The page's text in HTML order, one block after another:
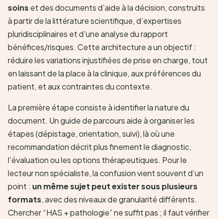
soins et des documents d’aide à la décision, construits
à partir de la littérature scientifique, d’expertises
pluridisciplinaires et d’une analyse du rapport
bénéfices/risques. Cette architecture a un objectif :
réduire les variations injustifiées de prise en charge, tout
en laissant de la place à la clinique, aux préférences du
patient, et aux contraintes du contexte.
La première étape consiste à identifier la nature du
document. Un guide de parcours aide à organiser les
étapes (dépistage, orientation, suivi), là où une
recommandation décrit plus finement le diagnostic,
l’évaluation ou les options thérapeutiques. Pour le
lecteur non spécialiste, la confusion vient souvent d’un
point : un même sujet peut exister sous plusieurs
formats, avec des niveaux de granularité différents.
Chercher “HAS + pathologie” ne suffit pas ; il faut vérifier